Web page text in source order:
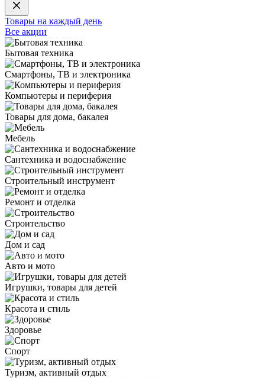
Товары на каждый день
Все акции
Бытовая техника
Смартфоны, ТВ и электроника
Компьютеры и периферия
Товары для дома, бакалея
Мебель
Сантехника и водоснабжение
Строительный инструмент
Ремонт и отделка
Строительство
Дом и сад
Авто и мото
Игрушки, товары для детей
Красота и стиль
Здоровье
Спорт
Туризм, активный отдых